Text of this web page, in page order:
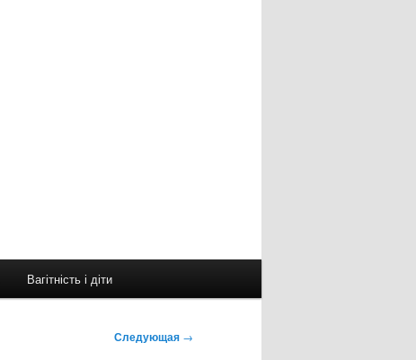
Вагітність і діти
Следующая →